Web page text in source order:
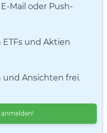
Mail oder Push-
und Aktien
Ansichten frei.